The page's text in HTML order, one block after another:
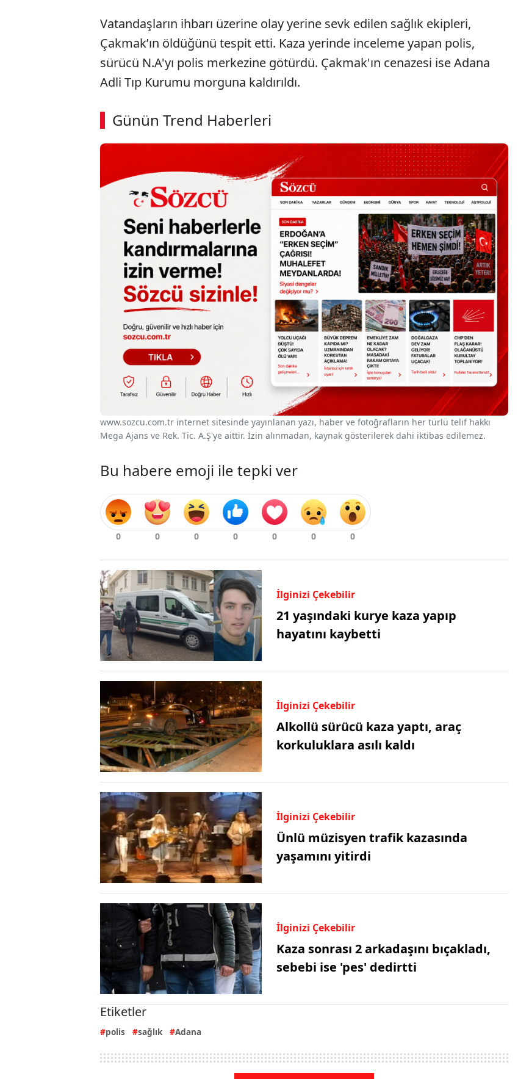
Vatandaşların ihbarı üzerine olay yerine sevk edilen sağlık ekipleri,
Çakmak’ın öldüğünü tespit etti. Kaza yerinde inceleme yapan polis,
sürücü N.A'yı polis merkezine götürdü. Çakmak'ın cenazesi ise Adana
Adli Tıp Kurumu morguna kaldırıldı.
Günün Trend Haberleri
www.sozcu.com.tr internet sitesinde yayınlanan yazı, haber ve fotoğrafların her türlü telif hakkı
Mega Ajans ve Rek. Tic. A.Ş'ye aittir. İzin alınmadan, kaynak gösterilerek dahi iktibas edilemez.
Bu habere emoji ile tepki ver
İlginizi Çekebilir
21 yaşındaki kurye kaza yapıp
hayatını kaybetti
İlginizi Çekebilir
Alkollü sürücü kaza yaptı, araç
korkuluklara asılı kaldı
İlginizi Çekebilir
Ünlü müzisyen trafik kazasında
yaşamını yitirdi
İlginizi Çekebilir
Kaza sonrası 2 arkadaşını bıçakladı,
sebebi ise 'pes' dedirtti
Etiketler
polis sağlık Adana